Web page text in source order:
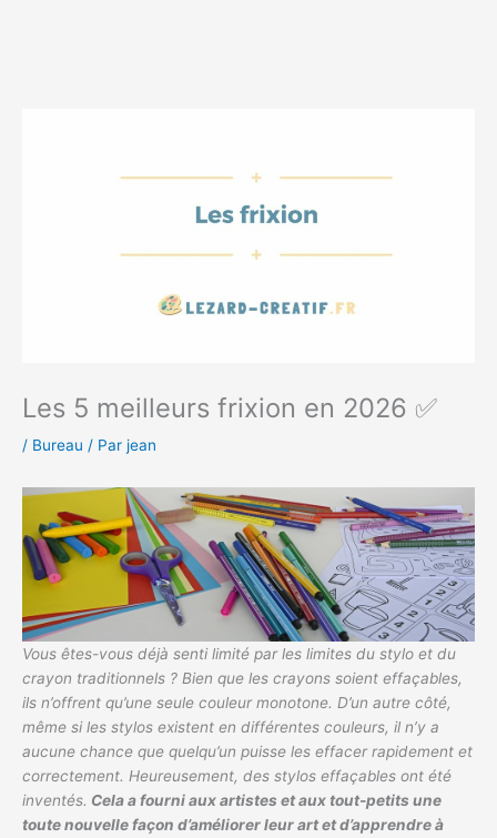
Les 5 meilleurs frixion en 2026 ✅
/ Bureau / Par jean
Vous êtes-vous déjà senti limité par les limites du stylo et du
crayon traditionnels ? Bien que les crayons soient effaçables,
ils n’offrent qu’une seule couleur monotone. D’un autre côté,
même si les stylos existent en différentes couleurs, il n’y a
aucune chance que quelqu’un puisse les effacer rapidement et
correctement. Heureusement, des stylos effaçables ont été
inventés. Cela a fourni aux artistes et aux tout-petits une
toute nouvelle façon d’améliorer leur art et d’apprendre à